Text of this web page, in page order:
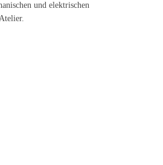
und elektrischen